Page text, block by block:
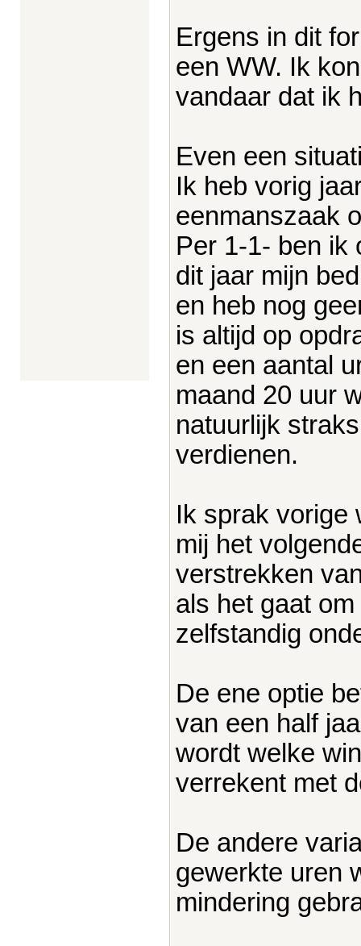
Ergens in dit
een WW. Ik
vandaar dat ik
Even een
Ik heb vorig
eenmanszaak
Per 1-1- ben ik
dit jaar mijn
en heb nog
is altijd op
en een aantal
maand 20 uur
natuurlijk
verdienen.
Ik sprak vorige
mij het
verstrekken
als het gaat
zelfstandig
De ene optie
van een half
wordt welke
verrekent met
De andere
gewerkte uren
mindering